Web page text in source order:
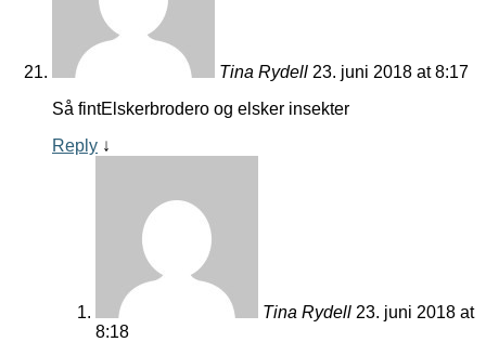
Tina Rydell 23. juni 2018 at 8:17
Så fintElskerbrodero og elsker insekter
Reply ↓
Tina Rydell 23. juni 2018 at
8:18